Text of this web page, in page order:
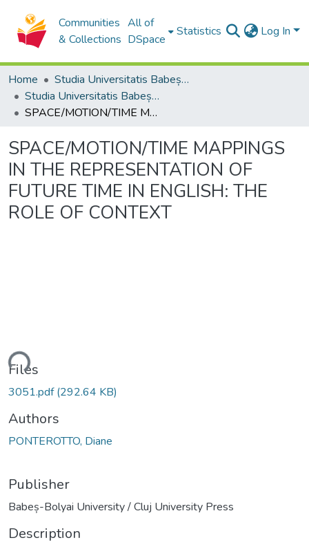
Communities
& Collections
All of
DSpace
Statistics Log In
Home
Studia Universitatis Babeș-Bolyai Collection
Studia Universitatis Babeș-Bolyai Philologia
SPACE/MOTION/TIME MAPPINGS IN THE REPRESENTATION OF FUTURE TIME IN ENGLISH: THE ROLE OF CONTEXT
SPACE/MOTION/TIME MAPPINGS
IN THE REPRESENTATION OF
FUTURE TIME IN ENGLISH: THE
ROLE OF CONTEXT
Files
3051.pdf(292.64 KB)
Authors
PONTEROTTO, Diane
Publisher
Babeș-Bolyai University / Cluj University Press
Description